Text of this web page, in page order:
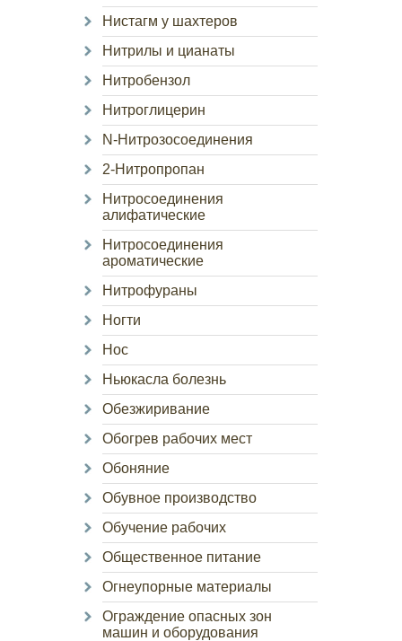
Нистагм у шахтеров
Нитрилы и цианаты
Нитробензол
Нитроглицерин
N-Нитрозосоединения
2-Нитропропан
Нитросоединения
алифатические
Нитросоединения
ароматические
Нитрофураны
Ногти
Нос
Ньюкасла болезнь
Обезжиривание
Обогрев рабочих мест
Обоняние
Обувное производство
Обучение рабочих
Общественное питание
Огнеупорные материалы
Ограждение опасных зон
машин и оборудования